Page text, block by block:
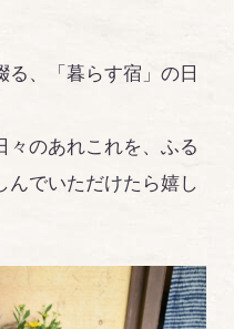
る、「暮らす宿」の日
々のあれこれを、ふる
んでいただけたら嬉し